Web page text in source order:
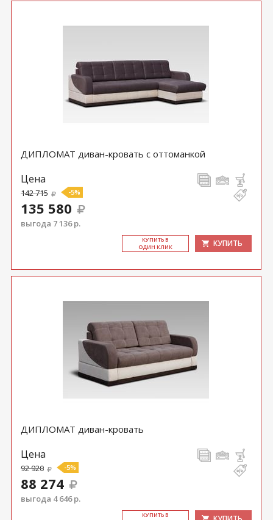
ДИПЛОМАТ диван-кровать с оттоманкой
Цена
142 715 -5%
135 580
выгода 7 136 р.
КУ­ПИТЬ В
ОДИН КЛИК
КУПИТЬ
ДИПЛОМАТ диван-кровать
Цена
92 920 -5%
88 274
выгода 4 646 р.
КУ­ПИТЬ В